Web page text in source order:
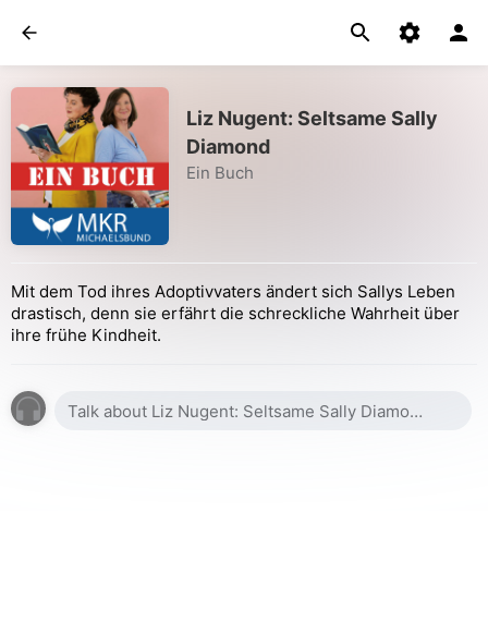
Liz Nugent: Seltsame Sally
Diamond
Ein Buch
Mit dem Tod ihres Adoptivvaters ändert sich Sallys Leben
drastisch, denn sie erfährt die schreckliche Wahrheit über
ihre frühe Kindheit.